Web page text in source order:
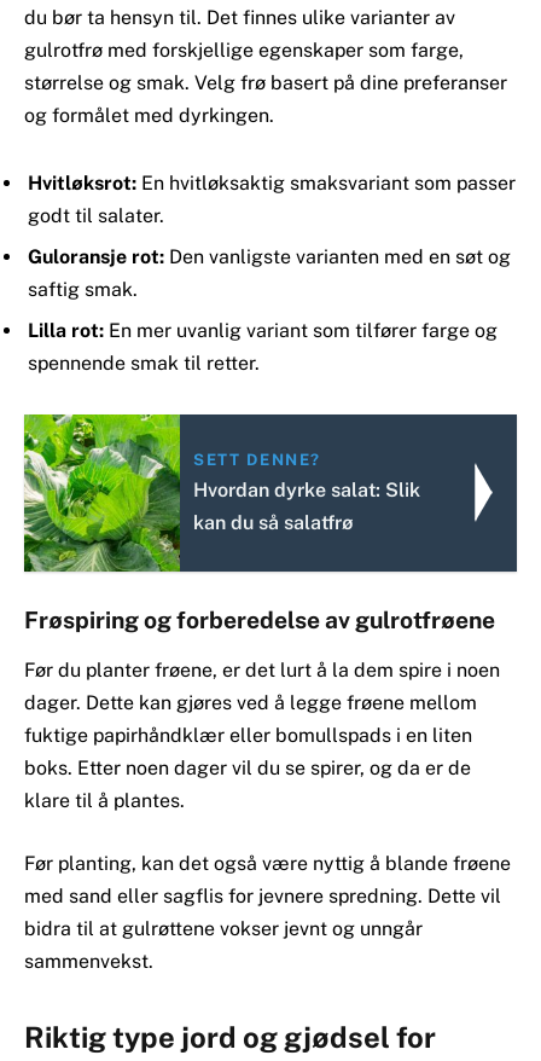
du bør ta hensyn til. Det finnes ulike varianter av
gulrotfrø med forskjellige egenskaper som farge,
størrelse og smak. Velg frø basert på dine preferanser
og formålet med dyrkingen.
Hvitløksrot: En hvitløksaktig smaksvariant som passer
godt til salater.
Guloransje rot: Den vanligste varianten med en søt og
saftig smak.
Lilla rot: En mer uvanlig variant som tilfører farge og
spennende smak til retter.
SETT DENNE?
Hvordan dyrke salat: Slik
kan du så salatfrø
Frøspiring og forberedelse av gulrotfrøene
Før du planter frøene, er det lurt å la dem spire i noen
dager. Dette kan gjøres ved å legge frøene mellom
fuktige papirhåndklær eller bomullspads i en liten
boks. Etter noen dager vil du se spirer, og da er de
klare til å plantes.
Før planting, kan det også være nyttig å blande frøene
med sand eller sagflis for jevnere spredning. Dette vil
bidra til at gulrøttene vokser jevnt og unngår
sammenvekst.
Riktig type jord og gjødsel for